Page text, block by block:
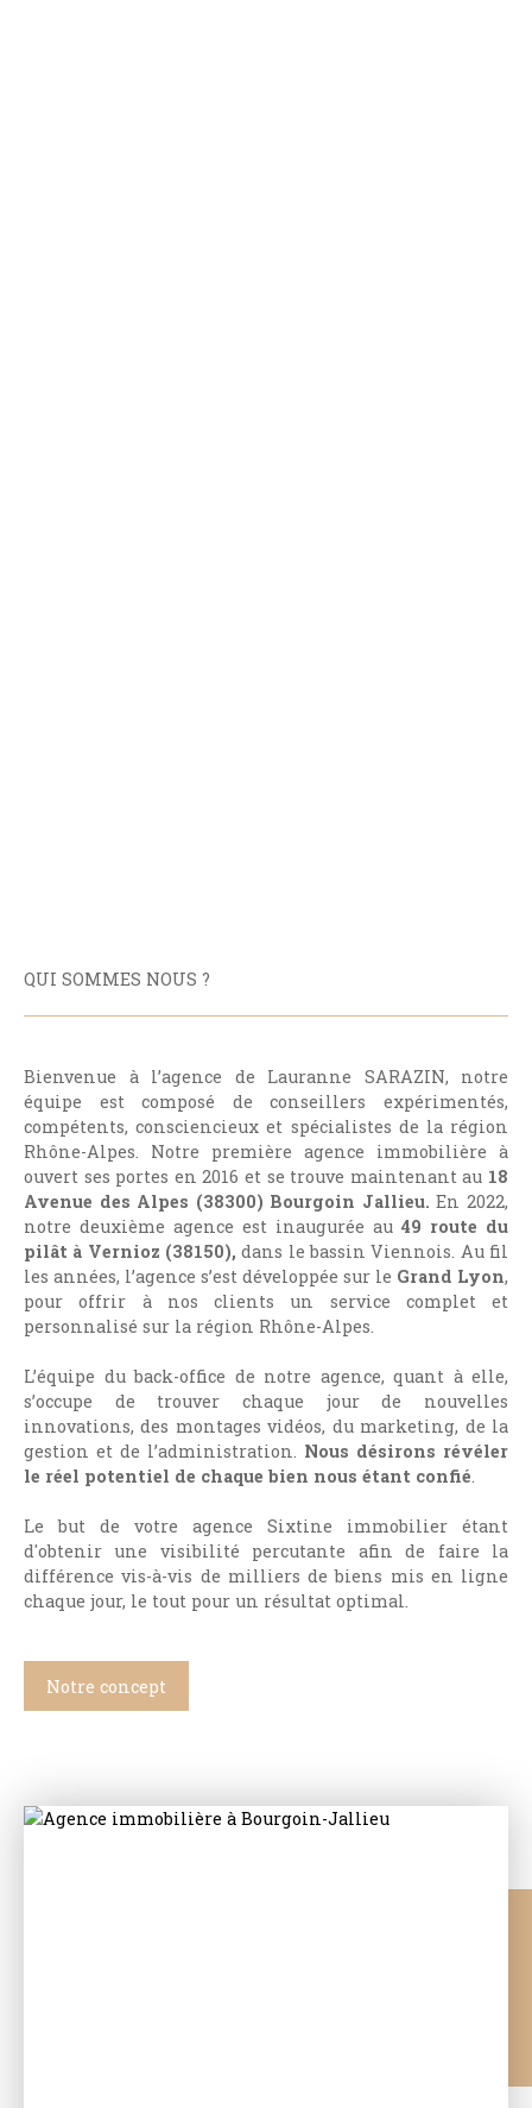
QUI SOMMES NOUS ?
Bienvenue à l’agence de Lauranne SARAZIN, notre
équipe est composé de conseillers expérimentés,
compétents, consciencieux et spécialistes de la région
Rhône-Alpes. Notre première agence immobilière à
ouvert ses portes en 2016 et se trouve maintenant au 18
Avenue des Alpes (38300) Bourgoin Jallieu.En 2022,
notre deuxième agence est inaugurée au 49 route du
pilât à Vernioz (38150),dans le bassin Viennois. Au fil
les années, l’agence s’est développée sur le Grand Lyon,
pour offrir à nos clients un service complet et
personnalisé sur la région Rhône-Alpes.
L’équipe du back-office de notre agence, quant à elle,
s’occupe de trouver chaque jour de nouvelles
innovations, des montages vidéos, du marketing, de la
gestion et de l’administration. Nous désirons révéler
le réel potentiel de chaque bien nous étant confié.
Le but de votre agence Sixtine immobilier étant
d'obtenir une visibilité percutante afin de faire la
différence vis-à-vis de milliers de biens mis en ligne
chaque jour, le tout pour un résultat optimal.
Notre concept